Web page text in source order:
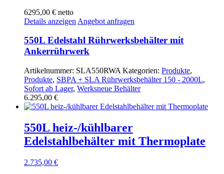
6295,00 € netto
Details anzeigen Angebot anfragen
550L Edelstahl Rührwerksbehälter mit
Ankerrührwerk
Artikelnummer: SLA550RWA Kategorien: Produkte,
Produkte, SBPA + SLA Rührwerksbehälter 150 - 2000L,
Sofort ab Lager, Werksneue Behälter
6.295,00 €
550L heiz-/kühlbarer
Edelstahlbehälter mit Thermoplate
2.735,00 €